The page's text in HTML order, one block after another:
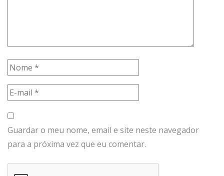
Guardar o meu nome, email e site neste navegador
para a próxima vez que eu comentar.